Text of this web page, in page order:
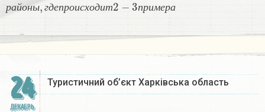
р а й о н ы г депр о исх о д ит п р име р а
24
ДЕКАБРЬ
Туристичний об’єкт Харківська область